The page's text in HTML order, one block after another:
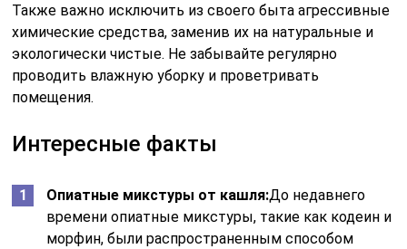
Также важно исключить из своего быта агрессивные
химические средства, заменив их на натуральные и
экологически чистые. Не забывайте регулярно
проводить влажную уборку и проветривать
помещения.
Интересные факты
Опиатные микстуры от кашля:До недавнего
времени опиатные микстуры, такие как кодеин и
морфин, были распространенным способом